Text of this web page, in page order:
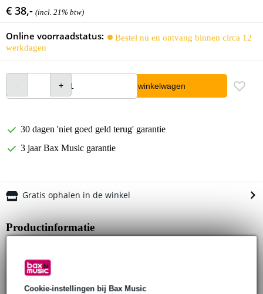
Cookie-instellingen bij Bax Music
€ 38,- (incl. 21% btw)
Online voorraadstatus:
Bestel nu en ontvang binnen circa 12
werkdagen
In winkelwagen
30 dagen 'niet goed geld terug' garantie
3 jaar Bax Music garantie
Gratis ophalen in de winkel
Productinformatie
Kleur: zwart
Compatibiliteit: 19mm spigots, 32mm (1¼”) en 38mm (1½”)
standbuizen